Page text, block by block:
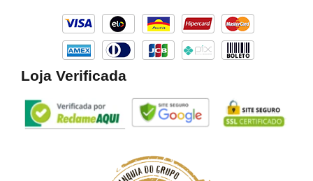
a
m
Loja Verificada